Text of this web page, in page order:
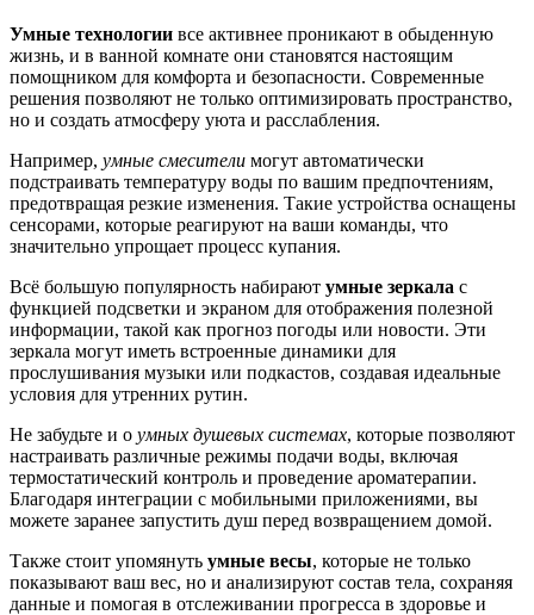
Умные технологии все активнее проникают в обыденную
жизнь, и в ванной комнате они становятся настоящим
помощником для комфорта и безопасности. Современные
решения позволяют не только оптимизировать пространство,
но и создать атмосферу уюта и расслабления.
Например, умные смесители могут автоматически
подстраивать температуру воды по вашим предпочтениям,
предотвращая резкие изменения. Такие устройства оснащены
сенсорами, которые реагируют на ваши команды, что
значительно упрощает процесс купания.
Всё большую популярность набирают умные зеркала с
функцией подсветки и экраном для отображения полезной
информации, такой как прогноз погоды или новости. Эти
зеркала могут иметь встроенные динамики для
прослушивания музыки или подкастов, создавая идеальные
условия для утренних рутин.
Не забудьте и о умных душевых системах, которые позволяют
настраивать различные режимы подачи воды, включая
термостатический контроль и проведение ароматерапии.
Благодаря интеграции с мобильными приложениями, вы
можете заранее запустить душ перед возвращением домой.
Также стоит упомянуть умные весы, которые не только
показывают ваш вес, но и анализируют состав тела, сохраняя
данные и помогая в отслеживании прогресса в здоровье и